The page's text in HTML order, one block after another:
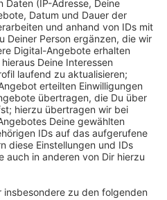
des Vorjahres. Das
den weiteren Verlauf
es vom
NRW. Im Kreis
ruhig, sagte ein
Euskirchen informiert am
(0800 1111 841) über
Nummer ist von 8 bis
von Kunden aller
werden.